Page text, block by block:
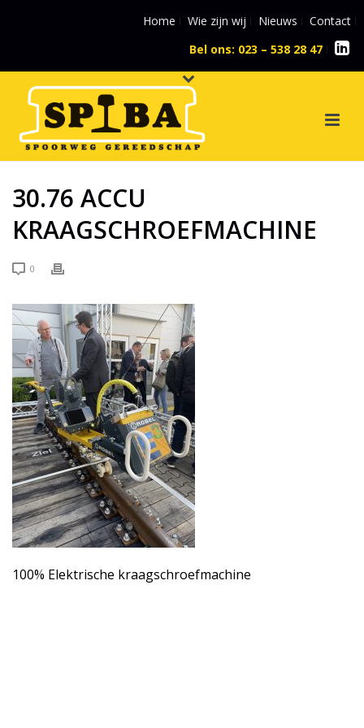
Home Wie zijn wij Nieuws
Contact
Bel ons: 023 – 538 28 47
30.76 ACCU
KRAAGSCHROEFMACHINE
0
100% Elektrische kraagschroefmachine